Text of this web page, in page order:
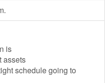
is
assets
schedule going to